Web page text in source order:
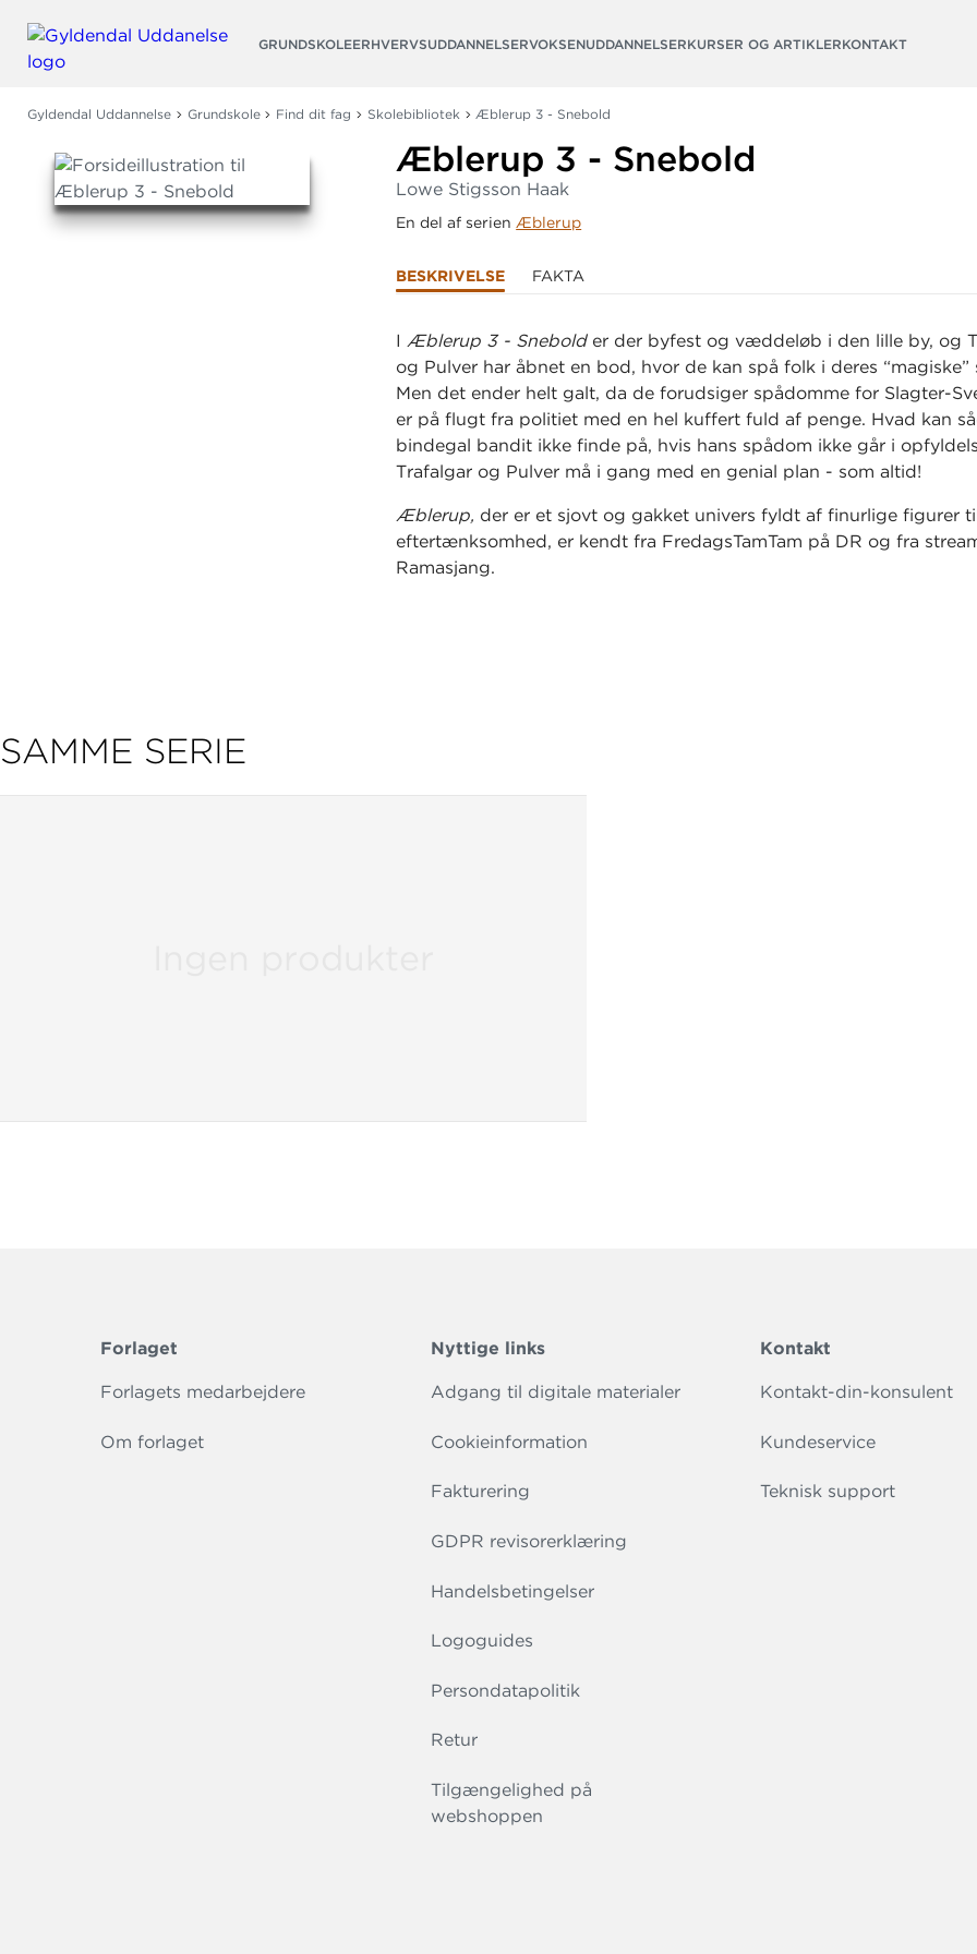
GRUNDSKOLEERHVERVSUDDANNELSERVOKSENUDDANNELSERKURSER OG ARTIKLERKONTAKT
Gyldendal Uddannelse Grundskole Find dit fag Skolebibliotek Æblerup 3 - Snebold
Æblerup 3 - Snebold
Lowe Stigsson Haak
En del af serien Æblerup
BESKRIVELSE FAKTA
IÆblerup 3 - Snebolder der byfest og væddeløb i den lille by, og
og Pulver har åbnet en bod, hvor de kan spå folk i deres “magiske”
Men det ender helt galt, da de forudsiger spådomme for Slagter-
er på flugt fra politiet med en hel kuffert fuld af penge. Hvad kan
bindegal bandit ikke finde på, hvis hans spådom ikke går i
Trafalgar og Pulver må i gang med en genial plan - som altid!
Æblerup, der er et sjovt og gakket univers fyldt af finurlige figurer
eftertænksomhed, er kendt fra FredagsTamTam på DR og fra
Ramasjang.
SAMME SERIE
Forlaget
Forlagets medarbejdere
Om forlaget
Nyttige links
Adgang til digitale materialer
Cookieinformation
Fakturering
GDPR revisorerklæring
Handelsbetingelser
Logoguides
Persondatapolitik
Retur
Tilgængelighed på
webshoppen
Kontakt
Kontakt-din-konsulent
Kundeservice
Teknisk support